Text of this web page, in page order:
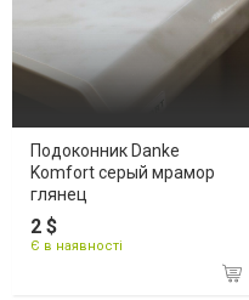
Подоконник Danke
Komfort серый мрамор
глянец
2 $
Є в наявності